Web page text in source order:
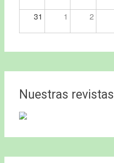
31 1 2
Nuestras revistas